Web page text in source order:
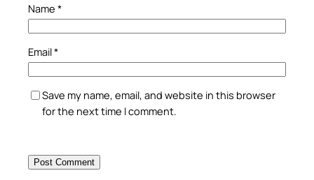
Name *
Email*
Save my name, email, and website in this browser
for the next time I comment.